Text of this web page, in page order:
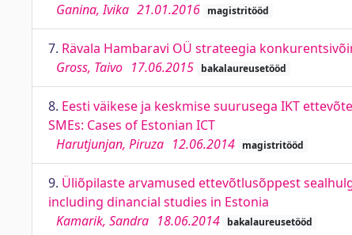
Ganina, Ivika 21.01.2016 magistritööd
7. Rävala Hambaravi OÜ strateegia
Gross, Taivo 17.06.2015 bakalaureusetööd
8. Eesti väikese ja keskmise suurusega IKT
SMEs: Cases of Estonian ICT
Harutjunjan, Piruza 12.06.2014 magistritööd
9. Üliõpilaste arvamused ettevõtlusõppest
including dinancial studies in Estonia
Kamarik, Sandra 18.06.2014 bakalaureusetööd